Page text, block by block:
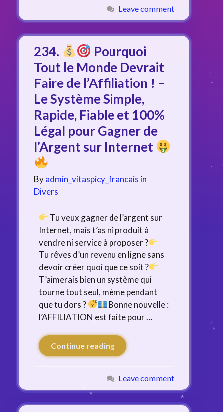
Leave comment
234.
Pourquoi
Tout le Monde Devrait
Faire de l’Affiliation ! –
Le Système Simple,
Rapide, Fiable et 100%
Légal pour Gagner de
l’Argent sur Internet
Byadmin_vitaspicy_francais in
Divers
Tu veux gagner de l’argent sur
Internet, mais t’as ni produit à
vendre ni service à proposer ?
Tu rêves d’un revenu en ligne sans
devoir créer quoi que ce soit ?
T’aimerais bien un système qui
tourne tout seul, même pendant
que tu dors ?
Bonne nouvelle :
l’AFFILIATION est faite pour …
Continue reading
Leave comment